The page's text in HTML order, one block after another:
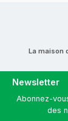
La maison
Newsletter
Abonnez-
des